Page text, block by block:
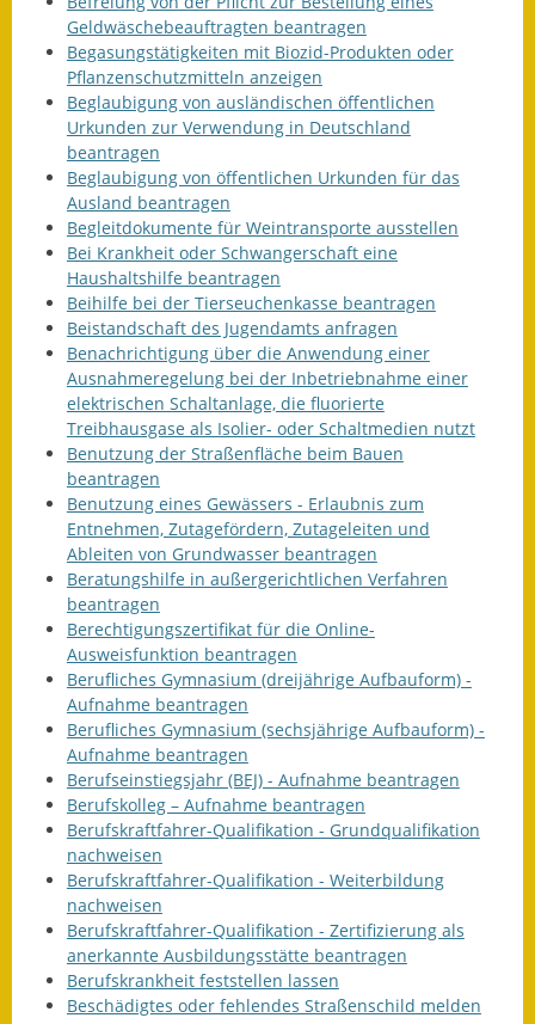
Geldwäschebeauftragten beantragen
Begasungstätigkeiten mit Biozid-Produkten oder
Pflanzenschutzmitteln anzeigen
Beglaubigung von ausländischen öffentlichen
Urkunden zur Verwendung in Deutschland
beantragen
Beglaubigung von öffentlichen Urkunden für das
Ausland beantragen
Begleitdokumente für Weintransporte ausstellen
Bei Krankheit oder Schwangerschaft eine
Haushaltshilfe beantragen
Beihilfe bei der Tierseuchenkasse beantragen
Beistandschaft des Jugendamts anfragen
Benachrichtigung über die Anwendung einer
Ausnahmeregelung bei der Inbetriebnahme einer
elektrischen Schaltanlage, die fluorierte
Treibhausgase als Isolier- oder Schaltmedien nutzt
Benutzung der Straßenfläche beim Bauen
beantragen
Benutzung eines Gewässers - Erlaubnis zum
Entnehmen, Zutagefördern, Zutageleiten und
Ableiten von Grundwasser beantragen
Beratungshilfe in außergerichtlichen Verfahren
beantragen
Berechtigungszertifikat für die Online-
Ausweisfunktion beantragen
Berufliches Gymnasium (dreijährige Aufbauform) -
Aufnahme beantragen
Berufliches Gymnasium (sechsjährige Aufbauform) -
Aufnahme beantragen
Berufseinstiegsjahr (BEJ) - Aufnahme beantragen
Berufskolleg – Aufnahme beantragen
Berufskraftfahrer-Qualifikation - Grundqualifikation
nachweisen
Berufskraftfahrer-Qualifikation - Weiterbildung
nachweisen
Berufskraftfahrer-Qualifikation - Zertifizierung als
anerkannte Ausbildungsstätte beantragen
Berufskrankheit feststellen lassen
Beschädigtes oder fehlendes Straßenschild melden